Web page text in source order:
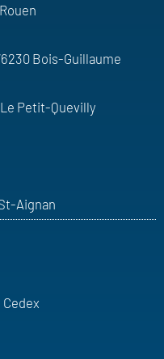
Bois-Guillaume
Petit-Quevilly
Aignan
Cedex